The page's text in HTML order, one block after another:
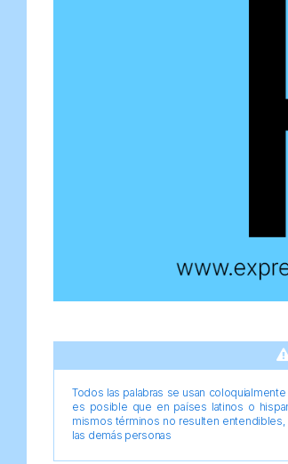
Todos las palabras se usan
es posible que en países latinos o
mismos términos no resulten
las demás personas